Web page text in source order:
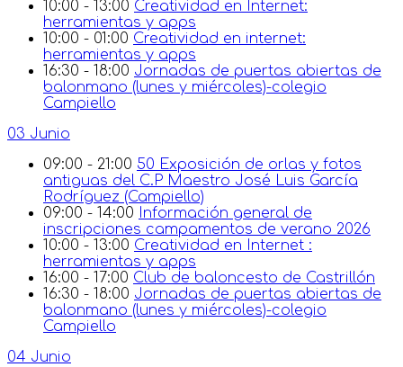
10:00 - 13:00 Creatividad en Internet:
herramientas y apps
10:00 - 01:00 Creatividad en internet:
herramientas y apps
16:30 - 18:00 Jornadas de puertas abiertas de
balonmano (lunes y miércoles)-colegio
Campiello
03 Junio
09:00 - 21:00 50 Exposición de orlas y fotos
antiguas del C.P Maestro José Luis García
Rodríguez (Campiello)
09:00 - 14:00 Información general de
inscripciones campamentos de verano 2026
10:00 - 13:00 Creatividad en Internet :
herramientas y apps
16:00 - 17:00 Club de baloncesto de Castrillón
16:30 - 18:00 Jornadas de puertas abiertas de
balonmano (lunes y miércoles)-colegio
Campiello
04 Junio